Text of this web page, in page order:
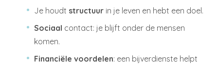
Je houdt structuur in je leven en hebt een doel.
Sociaal contact: je blijft onder de mensen
komen.
Financiële voordelen: een bijverdienste helpt